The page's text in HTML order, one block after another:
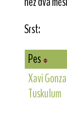
Srst:
Pes
Xavi
Tuskulum